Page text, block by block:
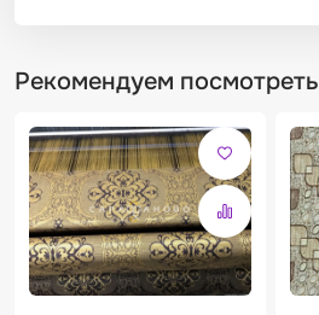
Рекомендуем посмотреть